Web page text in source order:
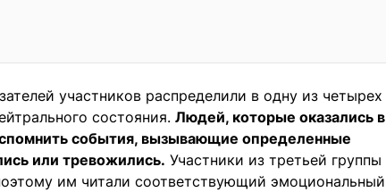
участников распределили в одну из четырех
состояния. Людей, которые оказались в
события, вызывающие определенные
или тревожились. Участники из третьей группы
им читали соответствующий эмоциональный